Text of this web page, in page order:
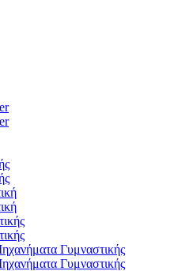
Γυμναστικής
Γυμναστικής